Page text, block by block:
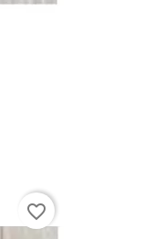
favorite_border